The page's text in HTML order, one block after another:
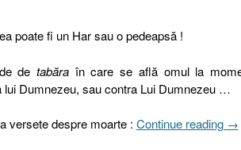
poate fi un Har sau o pedeapsă !
de tabăraîn care se află omul la
lui Dumnezeu, sau contra Lui Dumnezeu …
versete despre moarte : Continue reading →